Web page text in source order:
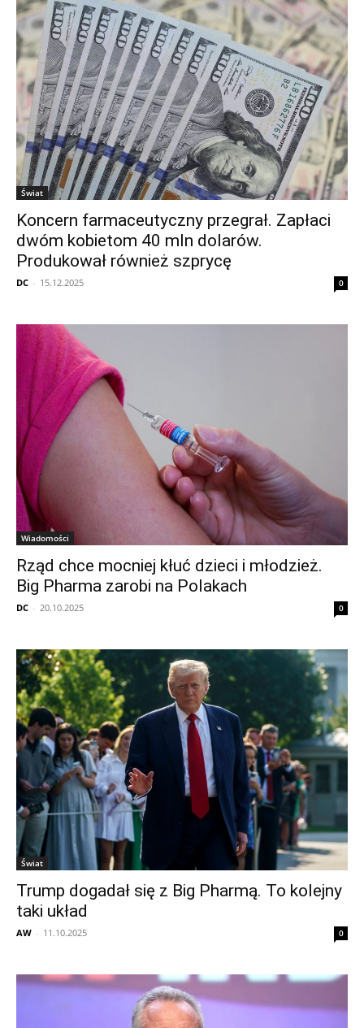
Świat
Koncern farmaceutyczny przegrał. Zapłaci
dwóm kobietom 40 mln dolarów.
Produkował również szprycę
DC - 15.12.2025 0
Wiadomości
Rząd chce mocniej kłuć dzieci i młodzież.
Big Pharma zarobi na Polakach
DC - 20.10.2025 0
Świat
Trump dogadał się z Big Pharmą. To kolejny
taki układ
AW - 11.10.2025 0